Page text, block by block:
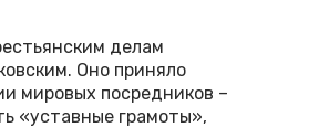
делам
Оно приняло
мировых посредников –
«уставные грамоты»,